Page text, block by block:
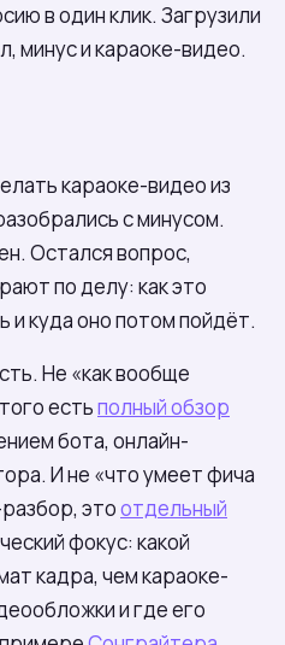
в один клик. Загрузили
минус и караоке-видео.
караоке-видео из
с минусом.
Остался вопрос,
по делу: как это
куда оно потом пойдёт.
Не «как вообще
естьполный обзор
бота, онлайн-
И не «что умеет фича
этоотдельный
фокус: какой
кадра, чем караоке-
и где его